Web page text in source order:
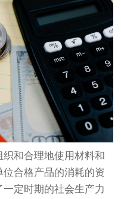
和合理地使用材料和
合格产品的消耗的资
定时期的社会生产力